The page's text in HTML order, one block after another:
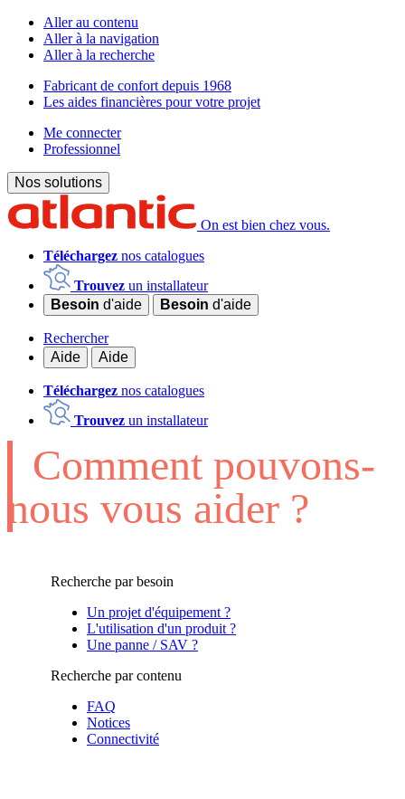
Aller au contenu
Aller à la navigation
Aller à la recherche
Fabricant de confort depuis 1968
Les aides financières pour votre projet
Me connecter
Professionnel
Nos solutions
On est bien chez vous.
Téléchargez nos catalogues
Trouvez un installateur
Besoin d'aide Besoin d'aide
Rechercher
Aide
Aide
Téléchargez nos catalogues
Trouvez un installateur
Comment pouvons-
nous vous aider ?
Recherche par besoin
Un projet d'équipement ?
L'utilisation d'un produit ?
Une panne / SAV ?
Recherche par contenu
FAQ
Notices
Connectivité